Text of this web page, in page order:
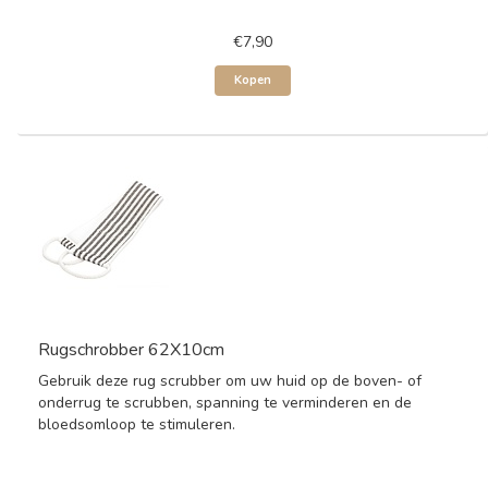
€7,90
Kopen
Rugschrobber 62X10cm
Gebruik deze rug scrubber om uw huid op de boven- of
onderrug te scrubben, spanning te verminderen en de
bloedsomloop te stimuleren.